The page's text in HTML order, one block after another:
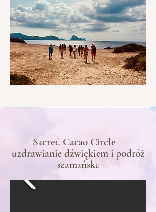
Sacred Cacao Circle –
uzdrawianie dźwiękiem i podróż
szamańska